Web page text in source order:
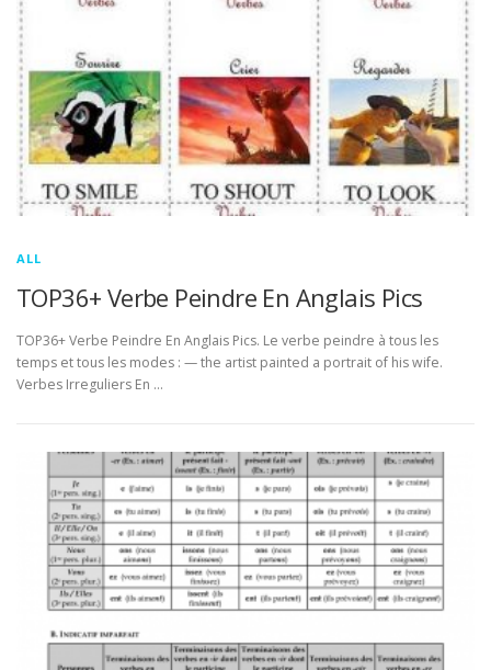
ALL
TOP36+ Verbe Peindre En Anglais Pics
TOP36+ Verbe Peindre En Anglais Pics. Le verbe peindre à tous les
temps et tous les modes : — the artist painted a portrait of his wife.
Verbes Irreguliers En …